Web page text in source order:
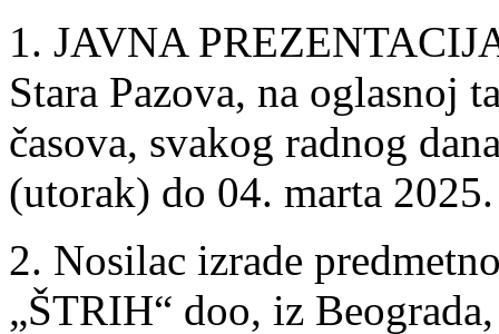
1. JAVNA
Stara Pazova, na oglasnoj
časova, svakog radnog
(utorak) do 04. marta
2. Nosilac izrade
„ŠTRIH“ doo, iz